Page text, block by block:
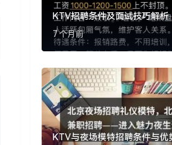
KTV招聘条件及面试技巧解析
7 个月前
KTV与夜场模特招聘条件与优